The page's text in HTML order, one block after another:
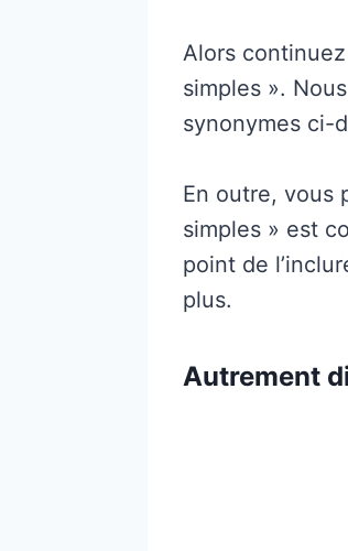
Alors
simples ».
synonymes ci-
En outre, vous
simples » est
point de
plus.
Autrement